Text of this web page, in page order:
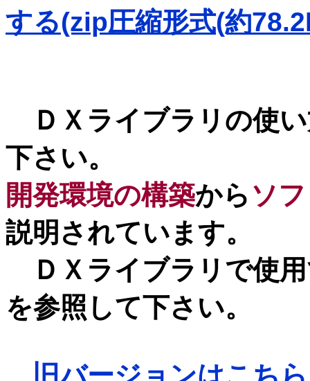
する(zip圧縮形式(約
ＤＸライブラリの使
下さい。
開発環境の構築から ソ
説明されています。
ＤＸライブラリで使
を参照して下さい。